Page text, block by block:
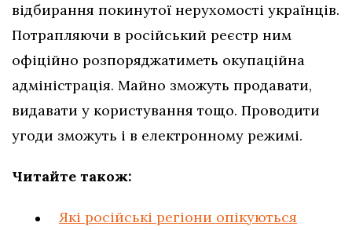
відбирання покинутої нерухомості українців.
Потрапляючи в російський реєстр ним
офіційно розпоряджатиметь окупаційна
адміністрація. Майно зможуть продавати,
видавати у користування тощо. Проводити
угоди зможуть і в електронному режимі.
Читайте також:
Які російські регіони опікуються